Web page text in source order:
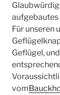
aufgebautes
Für unseren
Geflügel,
vom